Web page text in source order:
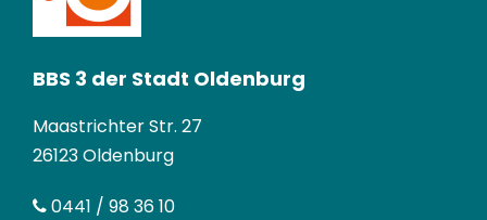
BBS 3 der Stadt Oldenburg
Maastrichter Str. 27
26123 Oldenburg
0441 / 98 36 10